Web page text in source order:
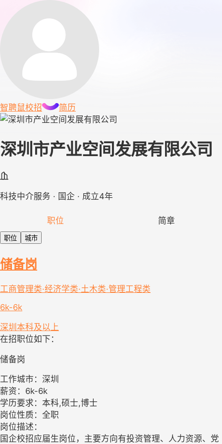
智聘鼠校招 简历
深圳市产业空间发展有限公司
科技中介服务 · 国企 · 成立4年
职位 简章
职位 城市
储备岗
工商管理类·经济学类·土木类·管理工程类
6k-6k
深圳 本科及以上
在招职位如下：
储备岗
工作城市：深圳
薪资：6k-6k
学历要求：本科,硕士,博士
岗位性质：全职
岗位描述：
国企校招应届生岗位，主要方向有投资管理、人力资源、党